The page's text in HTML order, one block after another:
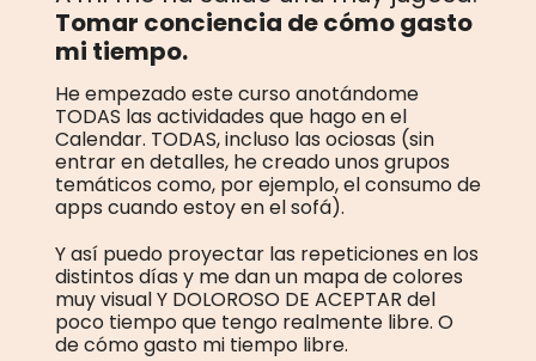
Tomar conciencia de cómo gasto
mi tiempo.
He empezado este curso anotándome
TODAS las actividades que hago en el
Calendar. TODAS, incluso las ociosas (sin
entrar en detalles, he creado unos grupos
temáticos como, por ejemplo, el consumo de
apps cuando estoy en el sofá).
Y así puedo proyectar las repeticiones en los
distintos días y me dan un mapa de colores
muy visual Y DOLOROSO DE ACEPTAR del
poco tiempo que tengo realmente libre. O
de cómo gasto mi tiempo libre.